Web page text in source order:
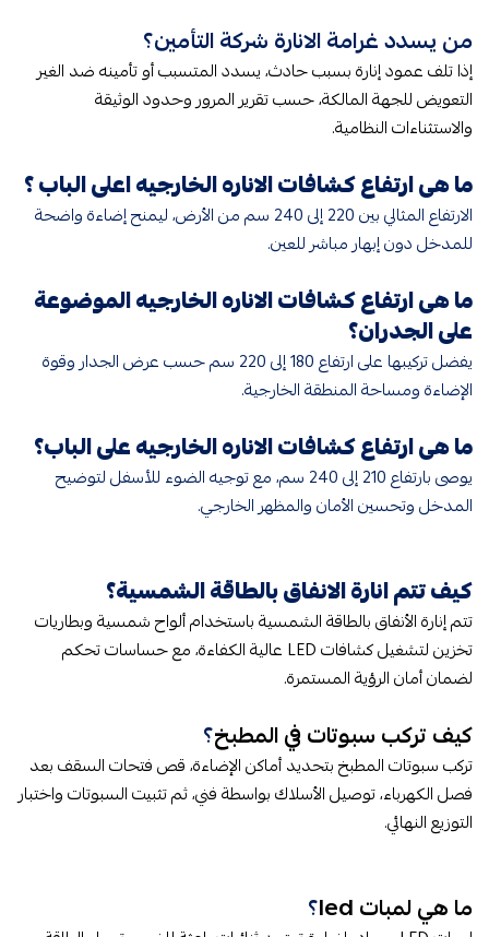
من يسدد غرامة الانارة شركة التأمين؟
إذا تلف عمود إنارة بسبب حادث، يسدد المتسبب أو تأمينه ضد الغير
التعويض للجهة المالكة، حسب تقرير المرور وحدود الوثيقة
والاستثناءات النظامية.
ما هى ارتفاع كشافات الاناره الخارجيه اعلى الباب​ ؟
الارتفاع المثالي بين 220 إلى 240 سم من الأرض، ليمنح إضاءة واضحة
للمدخل دون إبهار مباشر للعين.
ما هى ارتفاع كشافات الاناره الخارجيه الموضوعة
على الجدران؟
يفضل تركيبها على ارتفاع 180 إلى 220 سم حسب عرض الجدار وقوة
الإضاءة ومساحة المنطقة الخارجية.
ما هى ارتفاع كشافات الاناره الخارجيه على الباب​؟
يوصى بارتفاع 210 إلى 240 سم، مع توجيه الضوء للأسفل لتوضيح
المدخل وتحسين الأمان والمظهر الخارجي.
كيف تتم انارة الانفاق بالطاقة الشمسية​؟
تتم إنارة الأنفاق بالطاقة الشمسية باستخدام ألواح شمسية وبطاريات
تخزين لتشغيل كشافات LED عالية الكفاءة، مع حساسات تحكم
لضمان أمان الرؤية المستمرة.
كيف تركب سبوتات في المطبخ​​؟
تركب سبوتات المطبخ بتحديد أماكن الإضاءة، قص فتحات السقف بعد
فصل الكهرباء، توصيل الأسلاك بواسطة فني، ثم تثبيت السبوتات واختبار
التوزيع النهائي.
ما هي لمبات led​​ ​؟